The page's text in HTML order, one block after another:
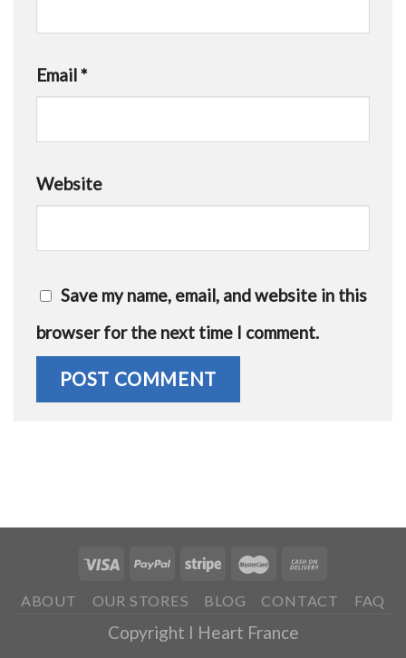
Email*
Website
Save my name, email, and website in this
browser for the next time I comment.
ABOUT OUR STORES BLOG CONTACT FAQ
Copyright I Heart France